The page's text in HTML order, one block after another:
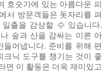
호숫가에 있는 아름다운 피
서 방문객들은 돗자리를 펴
출을 감상할 수 있습니다.
숲과 산을 감싸는 이른 아
어냅니다. 준비를 위해 편
크닉 도구를 챙기는 것이 좋
면 이 활동은 더욱 재미있고